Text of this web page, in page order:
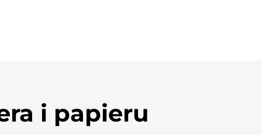
i papieru